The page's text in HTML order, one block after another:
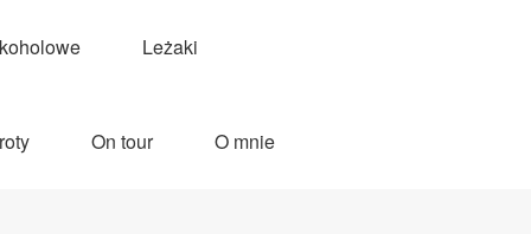
Leżaki
On tour O mnie